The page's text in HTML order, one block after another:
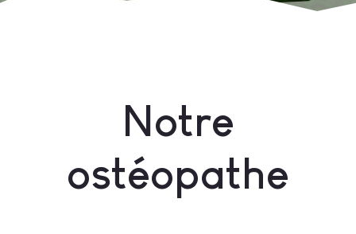
Notre
ostéopathe